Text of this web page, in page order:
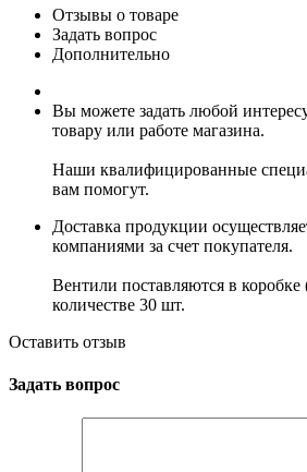
Отзывы о товаре
Задать вопрос
Дополнительно
Вы можете задать любой
товару или работе магазина.
Наши квалифицированные
вам помогут.
Доставка продукции
компаниями за счет покупателя.
Вентили поставляются в коробке
количестве 30 шт.
Оставить отзыв
Задать вопрос